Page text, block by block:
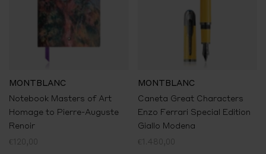
MONTBLANC
Notebook Masters of Art
Homage to Pierre-Auguste
Renoir
€120,00
MONTBLANC
Caneta Great Characters
Enzo Ferrari Special Edition
Giallo Modena
€1.480,00